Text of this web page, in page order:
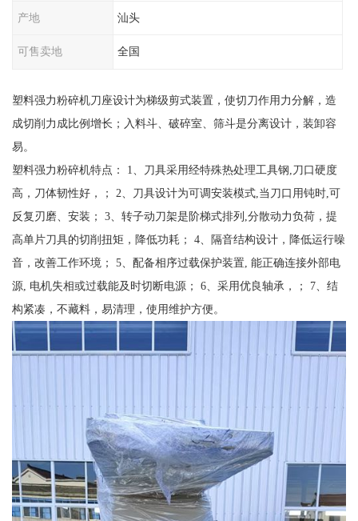
产地 汕头
可售卖地 全国
塑料强力粉碎机刀座设计为梯级剪式装置，使切刀作用力分解，造
成切削力成比例增长；入料斗、破碎室、筛斗是分离设计，装卸容
易。
塑料强力粉碎机特点： 1、刀具采用经特殊热处理工具钢,刀口硬度
高，刀体韧性好，； 2、刀具设计为可调安装模式,当刀口用钝时,可
反复刃磨、安装； 3、转子动刀架是阶梯式排列,分散动力负荷，提
高单片刀具的切削扭矩，降低功耗； 4、隔音结构设计，降低运行噪
音，改善工作环境； 5、配备相序过载保护装置, 能正确连接外部电
源, 电机失相或过载能及时切断电源； 6、采用优良轴承，； 7、结
构紧凑，不藏料，易清理，使用维护方便。